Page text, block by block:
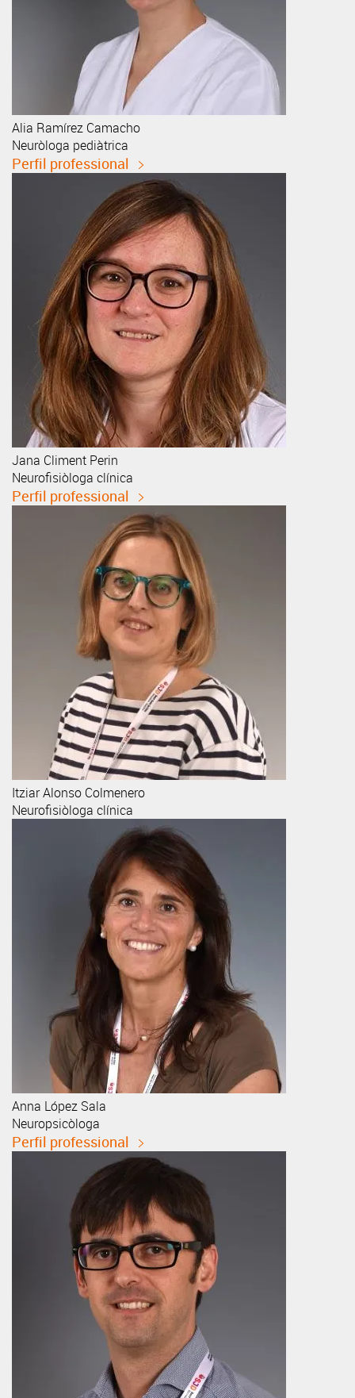
Alia Ramírez Camacho
Neuròloga pediàtrica
Perfil professional
Jana Climent Perin
Neurofisiòloga clínica
Perfil professional
ItziarAlonso Colmenero
Neurofisiòloga clínica
Anna López Sala
Neuropsicòloga
Perfil professional